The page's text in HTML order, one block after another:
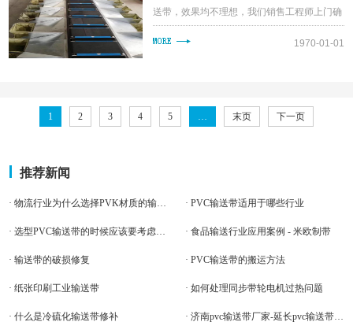
送带，效果均不理想，我们销售工程师上门确
不能达到物流小车的要求，需要定制，于是....
1970-01-01
1 2 3 4 5 … 末页 下一页
推荐新闻
· 物流行业为什么选择PVK材质的输送带多？ · PVC输送带适用于哪些行业
· 选型PVC输送带的时候应该要考虑到哪些因素呢？ · 食品输送行业应用案例 - 米欧制带
· 输送带的破损修复 · PVC输送带的搬运方法
· 纸张印刷工业输送带 · 如何处理同步带轮电机过热问题
· 什么是冷硫化输送带修补 · 济南pvc输送带厂家-延长pvc输送带寿命